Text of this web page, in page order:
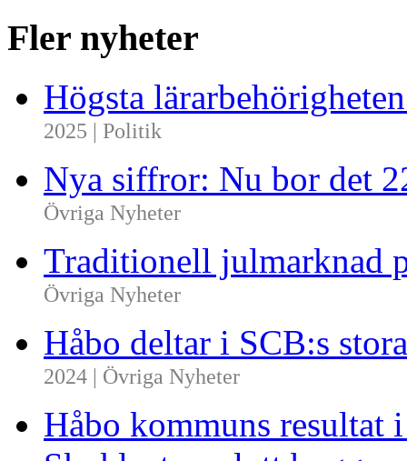
Fler nyheter
Högsta
2025 | Politik
Nya siffror: Nu bor det
Övriga Nyheter
Traditionell julmarknad
Övriga Nyheter
Håbo deltar i SCB:s
2024 | Övriga Nyheter
Håbo kommuns resultat